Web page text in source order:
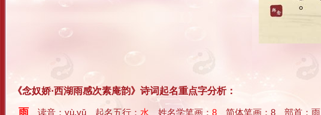
《念奴娇·西湖雨感次素庵韵》诗词起名重点字分析：
雨 读音：yù,yǔ 起名五行： 水 姓名学笔画： 8 简体笔画：8 部首：雨